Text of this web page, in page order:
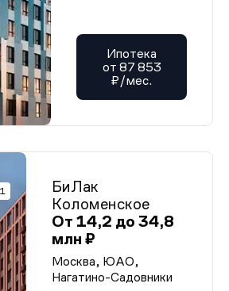
Ипотека
от 87 853
₽/мес.
БиЛак
Коломенское
От 14,2 до 34,8
млн ₽
Москва, ЮАО,
Нагатино-Садовники